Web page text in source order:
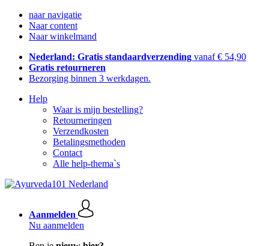
naar navigatie
Naar content
Naar winkelmand
Nederland: Gratis standaardverzending vanaf € 54,90
Gratis retourneren
Bezorging binnen 3 werkdagen.
Help
Waar is mijn bestelling?
Retourneringen
Verzendkosten
Betalingsmethoden
Contact
Alle help-thema`s
Aanmelden
Nu aanmelden